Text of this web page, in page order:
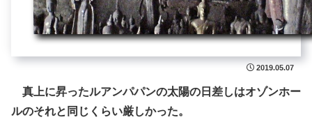
2019.05.07
真上に昇ったルアンパパンの太陽の日差しはオゾンホー
ルのそれと同じくらい厳しかった。